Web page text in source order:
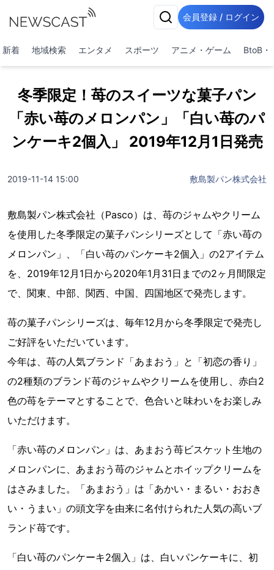
会員登録 / ログイン
新着 地域検索 エンタメ スポーツ アニメ・ゲーム BtoB・
冬季限定！苺のスイーツな菓子パン
「赤い苺のメロンパン」「白い苺のパ
ンケーキ2個入」 2019年12月1日発売
2019-11-14 15:00 敷島製パン株式会社
敷島製パン株式会社（Pasco）は、苺のジャムやクリーム
を使用した冬季限定の菓子パンシリーズとして「赤い苺の
メロンパン」、「白い苺のパンケーキ2個入」の2アイテム
を、2019年12月1日から2020年1月31日までの2ヶ月間限定
で、関東、中部、関西、中国、四国地区で発売します。
苺の菓子パンシリーズは、毎年12月から冬季限定で発売し
ご好評をいただいています。
今年は、苺の人気ブランド「あまおう」と「初恋の香り」
の2種類のブランド苺のジャムやクリームを使用し、赤白2
色の苺をテーマとすることで、色合いと味わいをお楽しみ
いただけます。
「赤い苺のメロンパン」は、あまおう苺ビスケット生地の
メロンパンに、あまおう苺のジャムとホイップクリームを
はさみました。「あまおう」は「あかい・まるい・おおき
い・うまい」の頭文字を由来に名付けられた人気の高いブ
ランド苺です。
「白い苺のパンケーキ2個入」は、白いパンケーキに、初